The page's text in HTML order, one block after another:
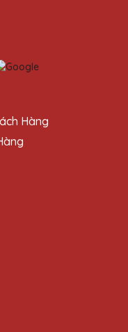
và rất ấn
Pha Lê QTG
đáo. Rất hài lòng
Lê QTG không
Hàng